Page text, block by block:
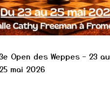
Open des Weppes – 23 au
25 mai 2026